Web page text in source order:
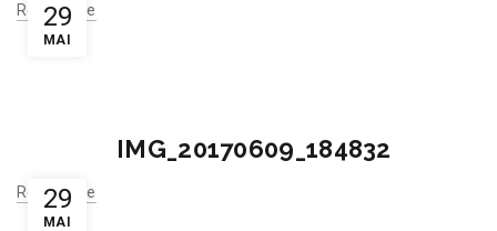
29
MAI
Read More
29
MAI
IMG_20170609_184832
Read More